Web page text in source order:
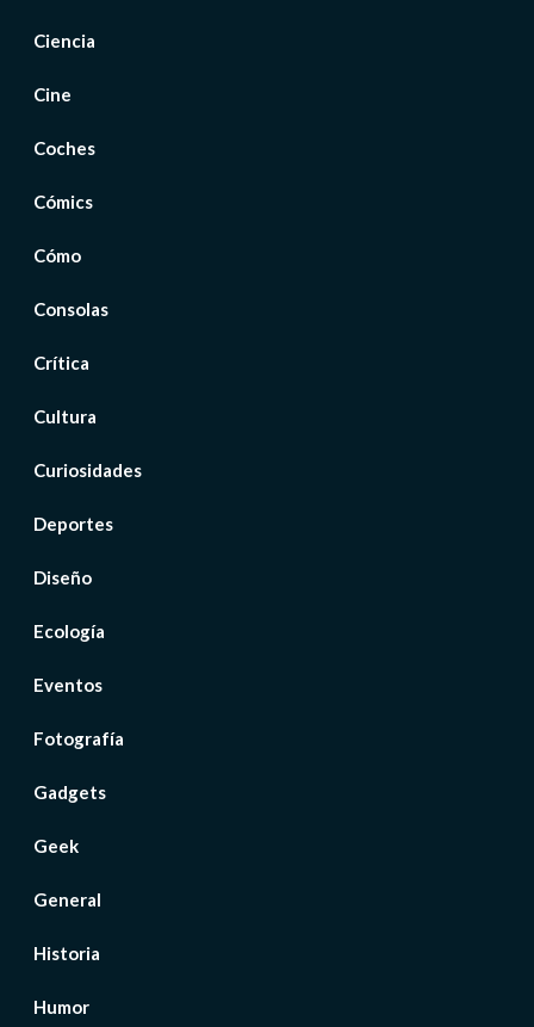
Ciencia
Cine
Coches
Cómics
Cómo
Consolas
Crítica
Cultura
Curiosidades
Deportes
Diseño
Ecología
Eventos
Fotografía
Gadgets
Geek
General
Historia
Humor